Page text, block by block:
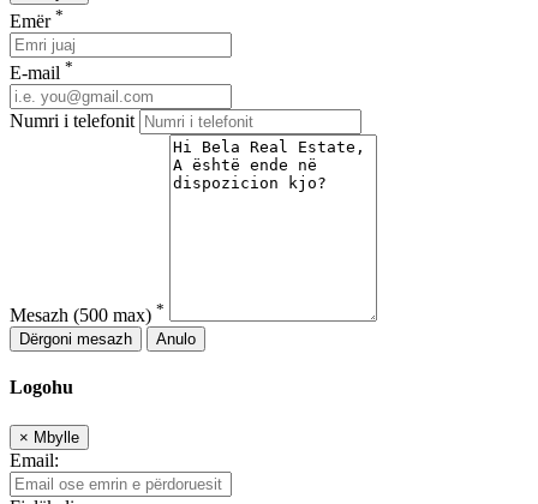
Emër *
E-mail *
Numri i telefonit
Mesazh (500 max) *
Dërgoni mesazh
Anulo
Logohu
× Mbylle
Email: